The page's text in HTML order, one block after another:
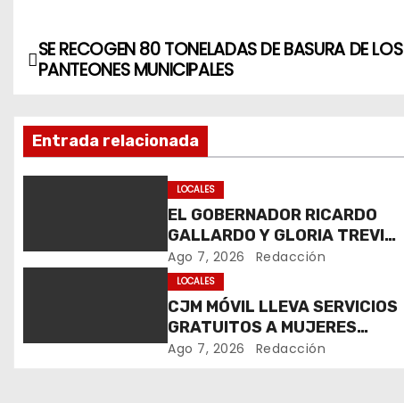
N
v
e
a
SE RECOGEN 80 TONELADAS DE BASURA DE LOS
PANTEONES MUNICIPALES
Entrada relacionada
LOCALES
EL GOBERNADOR RICARDO
GALLARDO Y GLORIA TREVI
LLEVAN ESPERANZA A LA PILA
Ago 7, 2026 Redacción
LOCALES
CJM MÓVIL LLEVA SERVICIOS
GRATUITOS A MUJERES
DURANTE LA FENAPO 2026
Ago 7, 2026 Redacción